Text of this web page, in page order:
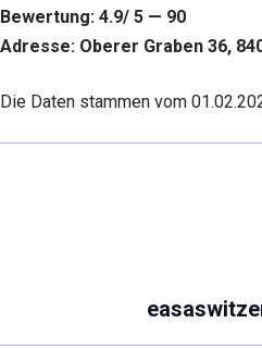
Bewertung: 4.9/ 5 — 90
Adresse: Oberer Graben 36,
Die Daten stammen vom